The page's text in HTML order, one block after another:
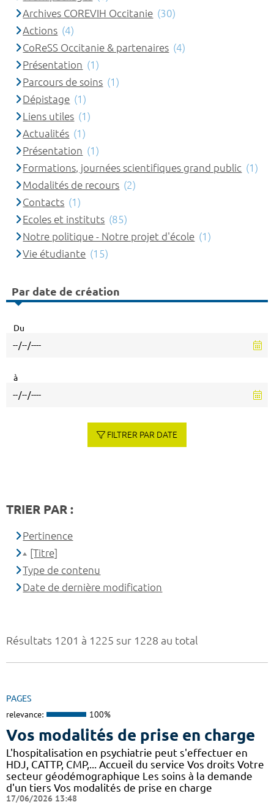
Résultats 1201 à 1225 sur 1228 au total
PAGES
relevance: 100%
Vos modalités de prise en charge
L'hospitalisation en psychiatrie peut s'effectuer en
HDJ, CATTP, CMP,... Accueil du service Vos droits Votre
secteur géodémographique Les soins à la demande
d'un tiers Vos modalités de prise en charge
17/06/2026 13:48
Archives COREVIH Occitanie (30)
Actions (4)
CoReSS Occitanie & partenaires (4)
Présentation (1)
Parcours de soins (1)
Dépistage (1)
Liens utiles (1)
Actualités (1)
Présentation (1)
Formations, journées scientifiques grand public (1)
Modalités de recours (2)
Contacts (1)
Ecoles et instituts (85)
Notre politique - Notre projet d'école (1)
Vie étudiante (15)
Par date de création
Du
à
FILTRER PAR DATE
TRIER PAR :
Pertinence
[Titre]
Type de contenu
Date de dernière modification